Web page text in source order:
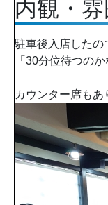
内観・
駐車後入店したの
「30分位待つの
カウンター席も